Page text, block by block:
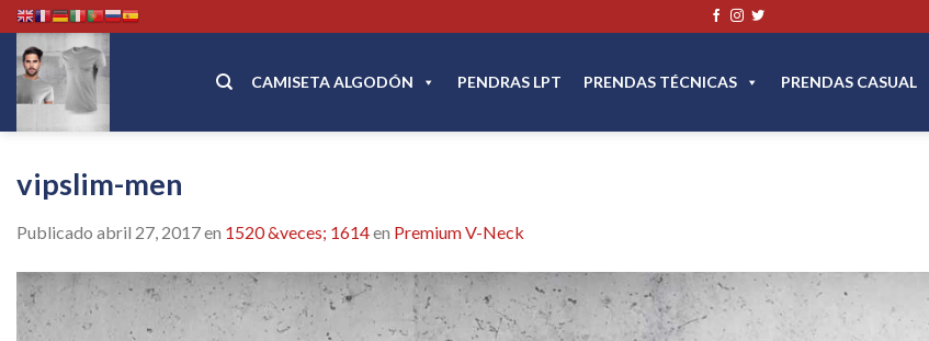
Skip
to
content
CAMISETA ALGODÓN PENDRAS LPT PRENDAS TÉCNICAS PRENDAS CASUAL
vipslim-men
Publicado abril 27, 2017en 1520 &veces; 1614en Premium V-Neck